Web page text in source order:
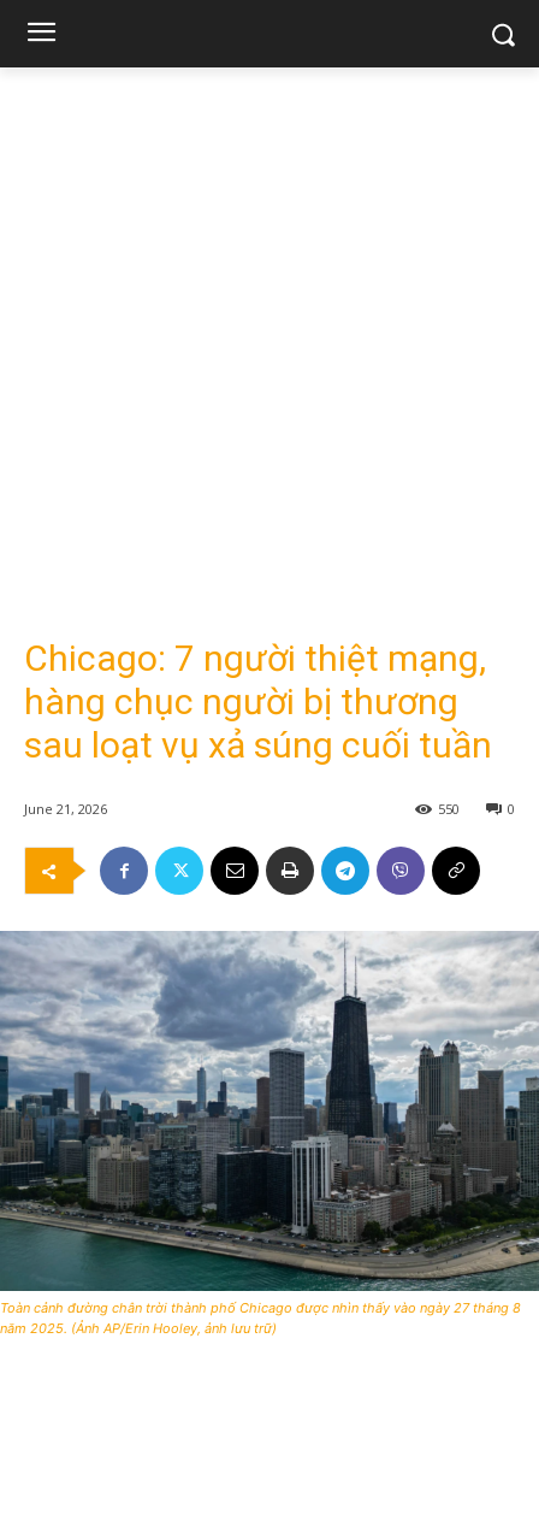
Chicago: 7 người thiệt mạng,
hàng chục người bị thương
sau loạt vụ xả súng cuối tuần
June 21, 2026 0
550
Toàn cảnh đường chân trời thành phố Chicago được nhìn thấy vào ngày 27 tháng 8
năm 2025. (Ảnh AP/Erin Hooley, ảnh lưu trữ)